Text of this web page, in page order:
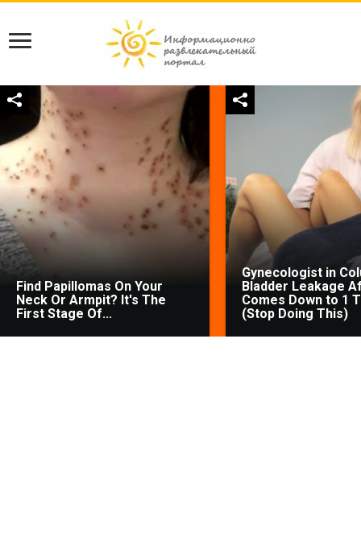
Find Papillomas On Your
Neck Or Armpit? It's The
First Stage Of...
Gynecologist in
Bladder Leakage
Comes Down to 1
(Stop Doing This)